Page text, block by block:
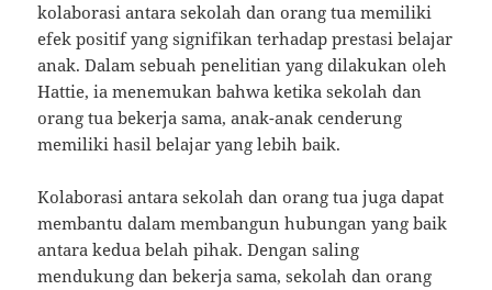
kolaborasi antara sekolah dan orang tua memiliki
efek positif yang signifikan terhadap prestasi belajar
anak. Dalam sebuah penelitian yang dilakukan oleh
Hattie, ia menemukan bahwa ketika sekolah dan
orang tua bekerja sama, anak-anak cenderung
memiliki hasil belajar yang lebih baik.
Kolaborasi antara sekolah dan orang tua juga dapat
membantu dalam membangun hubungan yang baik
antara kedua belah pihak. Dengan saling
mendukung dan bekerja sama, sekolah dan orang